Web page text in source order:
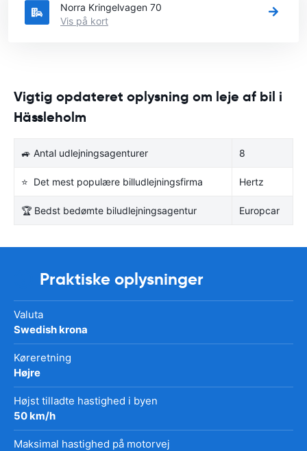
Norra Kringelvagen 70
Vis på kort
Vigtig opdateret oplysning om leje af bil i
Hässleholm
🚙 Antal udlejningsagenturer 8
⭐ Det mest populære billudlejningsfirma Hertz
🏆 Bedst bedømte biludlejningsagentur Europcar
Praktiske oplysninger
Valuta
Swedish krona
Køreretning
Højre
Højst tilladte hastighed i byen
50 km/h
Maksimal hastighed på motorvej